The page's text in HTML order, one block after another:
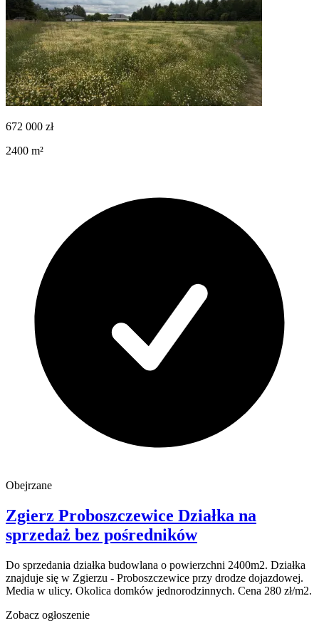
672 000 zł
2400 m²
Obejrzane
Zgierz Proboszczewice Działka na
sprzedaż bez pośredników
Do sprzedania działka budowlana o powierzchni 2400m2. Działka
znajduje się w Zgierzu - Proboszczewice przy drodze dojazdowej.
Media w ulicy. Okolica domków jednorodzinnych. Cena 280 zł/m2.
Zobacz ogłoszenie